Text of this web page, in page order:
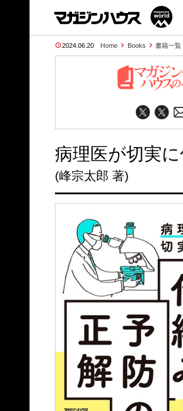
2024.06.20 Home Books 書籍一覧
病理医が切実
(峰宗太郎 著)